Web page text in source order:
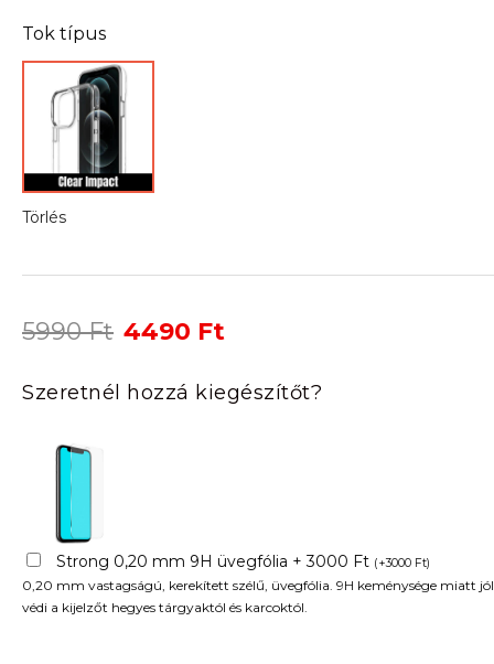
Tok típus
Törlés
5990Ft Original
was:
5990 Ft.
4490 Ft
is:
4490 Ft.
Szeretnél hozzá kiegészítőt?
Strong 0,20 mm 9H üvegfólia + 3000 Ft (+3000 Ft)
0,20 mm vastagságú, kerekített szélű, üvegfólia. 9H keménysége miatt jól
védi a kijelzőt hegyes tárgyaktól és karcoktól.